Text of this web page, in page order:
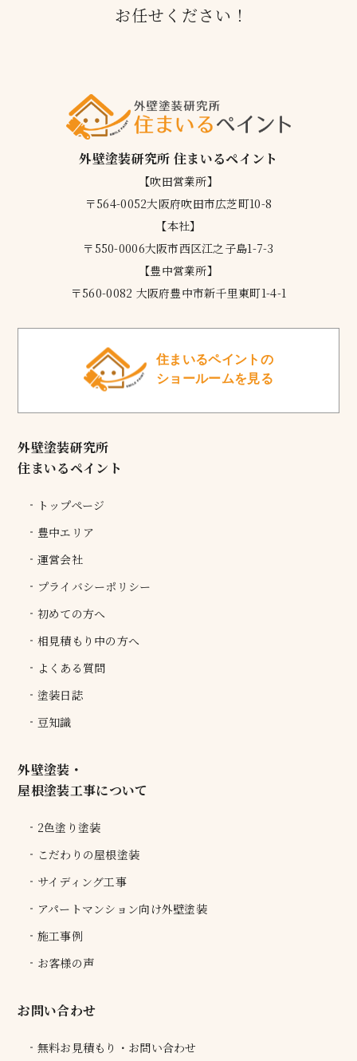
お任せください！
外壁塗装研究所 住まいるペイント
【吹田営業所】
〒564-0052大阪府吹田市広芝町10-8
【本社】
〒550-0006大阪市西区江之子島1-7-3
【豊中営業所】
〒560-0082 大阪府豊中市新千里東町1-4-1
住まいるペイントの
ショールームを見る
外壁塗装研究所
住まいるペイント
トップページ
豊中エリア
運営会社
プライバシーポリシー
初めての方へ
相見積もり中の方へ
よくある質問
塗装日誌
豆知識
外壁塗装・
屋根塗装工事について
2色塗り塗装
こだわりの屋根塗装
サイディング工事
アパートマンション向け外壁塗装
施工事例
お客様の声
お問い合わせ
無料お見積もり・お問い合わせ